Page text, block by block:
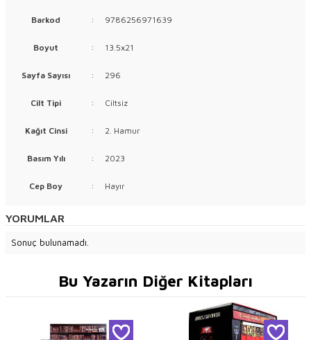
Barkod : 9786256971639
Boyut : 13.5x21
Sayfa Sayısı : 296
Cilt Tipi : Ciltsiz
Kağıt Cinsi : 2. Hamur
Basım Yılı : 2023
Cep Boy : Hayır
YORUMLAR
Sonuç bulunamadı.
Bu Yazarın Diğer Kitapları